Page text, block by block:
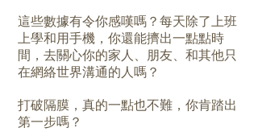
這些數據有令你感嘆嗎？每天除了上班
上學和用手機，你還能擠出一點點時
間，去關心你的家人、朋友、和其他只
在網絡世界溝通的人嗎？
打破隔膜，真的一點也不難，你肯踏出
第一步嗎？